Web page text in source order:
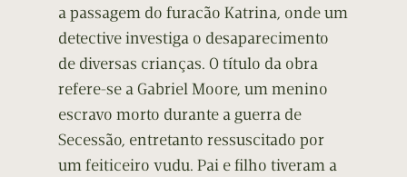
a passagem do furacão Katrina, onde um
detective investiga o desaparecimento
de diversas crianças. O título da obra
refere-se a Gabriel Moore, um menino
escravo morto durante a guerra de
Secessão, entretanto ressuscitado por
um feiticeiro vudu. Pai e filho tiveram a